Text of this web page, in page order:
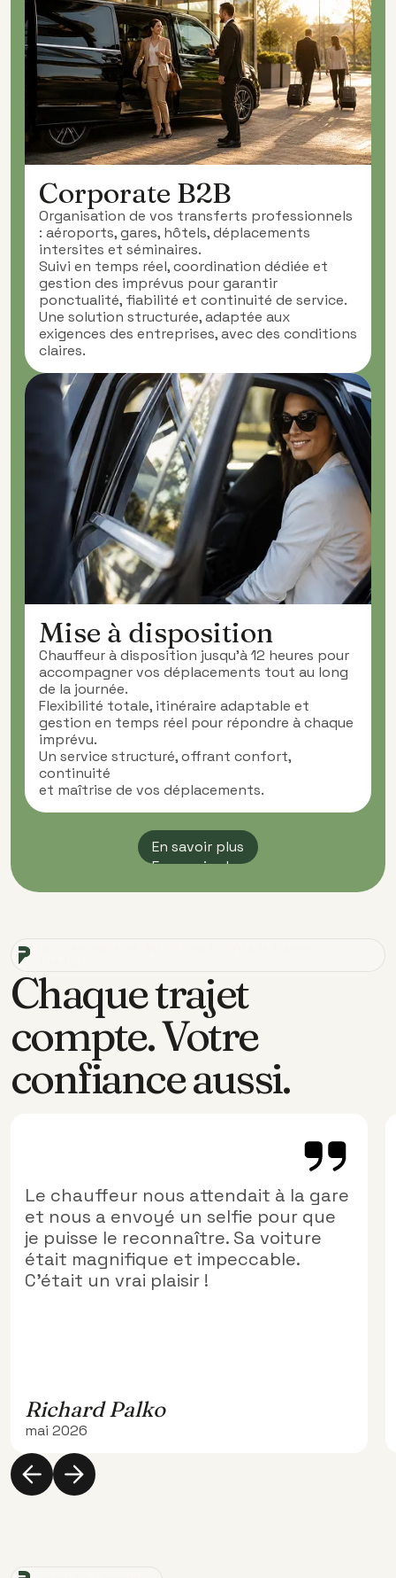
Corporate B2B
Organisation de vos transferts professionnels
: aéroports, gares, hôtels, déplacements
intersites et séminaires.
Suivi en temps réel, coordination dédiée et
gestion des imprévus pour garantir
ponctualité, fiabilité et continuité de service.
Une solution structurée, adaptée aux
exigences des entreprises, avec des conditions
claires.
Mise à disposition
Chauffeur à disposition jusqu’à 12 heures pour
accompagner vos déplacements tout au long
de la journée.
Flexibilité totale, itinéraire adaptable et
gestion en temps réel pour répondre à chaque
imprévu.
Un service structuré, offrant confort,
continuité
et maîtrise de vos déplacements.
En savoir plus
En savoir plus
Chaque trajet
compte. Votre
confiance aussi.
Le chauffeur nous attendait à la gare
et nous a envoyé un selfie pour que
je puisse le reconnaître. Sa voiture
était magnifique et impeccable.
C'était un vrai plaisir !
Richard Palko
mai 2026